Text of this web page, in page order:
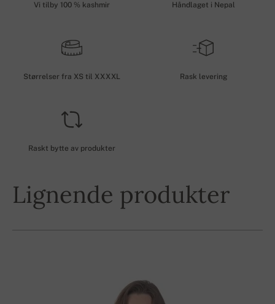
Vi tilby 100 % kashmir Håndlaget i Nepal
Størrelser fra XS til XXXXL Rask levering
Raskt bytte av produkter
Lignende produkter